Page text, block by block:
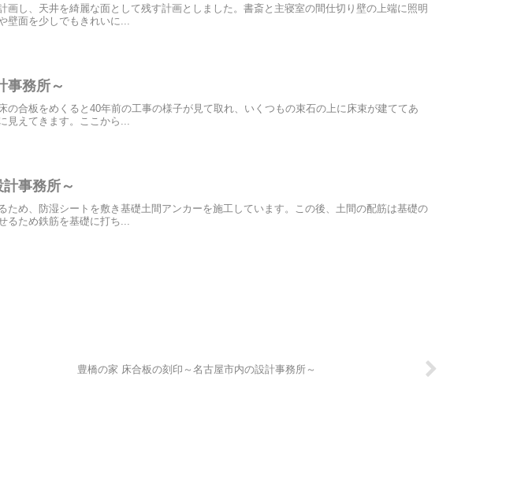
し、天井を綺麗な面として残す計画としました。書斎と主寝室の間仕切り壁の上端に照明
壁面を少しでもきれいに...
事務所～
合板をめくると40年前の工事の様子が見て取れ、いくつもの束石の上に床束が建ててあ
見えてきます。ここから...
事務所～
め、防湿シートを敷き基礎土間アンカーを施工しています。この後、土間の配筋は基礎の
るため鉄筋を基礎に打ち...
豊橋の家 床合板の刻印～名古屋市内の設計事務所～